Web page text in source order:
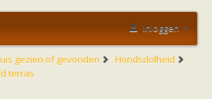
Inloggen
gezien of gevonden
Hondsdolheid
terras